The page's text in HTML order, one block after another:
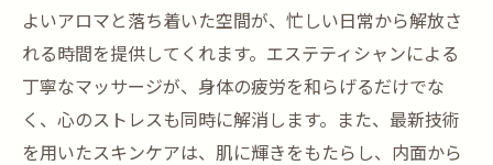
よいアロマと落ち着いた空間が、忙しい日常から解放さ
れる時間を提供してくれます。エステティシャンによる
丁寧なマッサージが、身体の疲労を和らげるだけでな
く、心のストレスも同時に解消します。また、最新技術
を用いたスキンケアは、肌に輝きをもたらし、内面から